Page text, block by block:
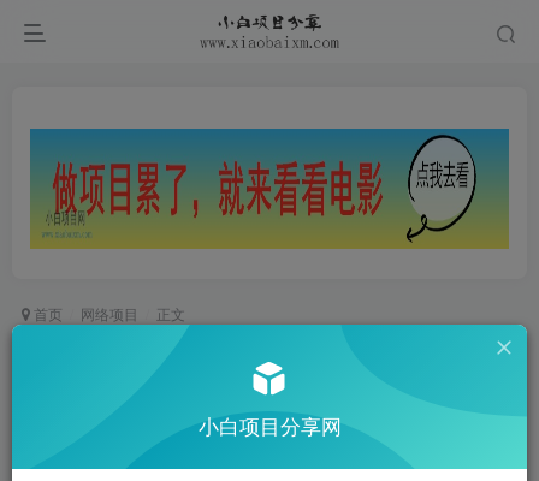
首页 网络项目 正文
精准打击：价值3980的DeepSeek私域引流实操
课，小白实操无门槛，日引精准粉300+
1年前更新
关注
小白项目分享网